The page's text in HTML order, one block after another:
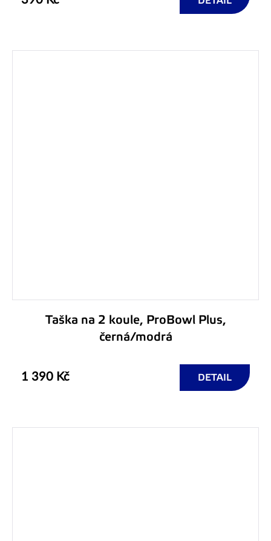
Taška na 2 koule, ProBowl Plus,
černá/modrá
1 390 Kč DETAIL